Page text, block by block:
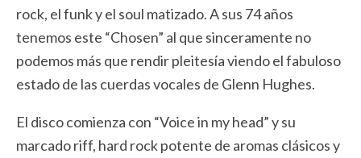
rock, el funk y el soul matizado. A sus 74 años
tenemos este “Chosen” al que sinceramente no
podemos más que rendir pleitesía viendo el fabuloso
estado de las cuerdas vocales de Glenn Hughes.
El disco comienza con “Voice in my head” y su
marcado riff, hard rock potente de aromas clásicos y